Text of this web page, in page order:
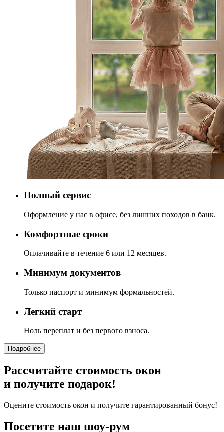
Полный сервис
Оформление у нас в офисе, без лишних походов в банк.
Комфортные сроки
Оплачивайте в течение 6 или 12 месяцев.
Минимум документов
Только паспорт и минимум формальностей.
Легкий старт
Ноль переплат и без первого взноса.
Подробнее
Рассчитайте стоимость окон
и получите подарок!
Оцените стоимость окон и получите гарантированный бонус!
Посетите наш шоу-рум